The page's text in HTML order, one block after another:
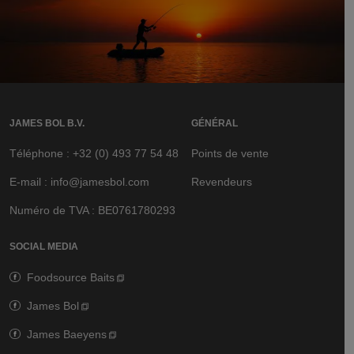
JAMES BOL B.V.
Téléphone : +32 (0) 493 77 54 48
E-mail : info@jamesbol.com
Numéro de TVA : BE0761780293
GÉNÉRAL
Points de vente
Revendeurs
SOCIAL MEDIA
Foodsource Baits
James Bol
James Baeyens